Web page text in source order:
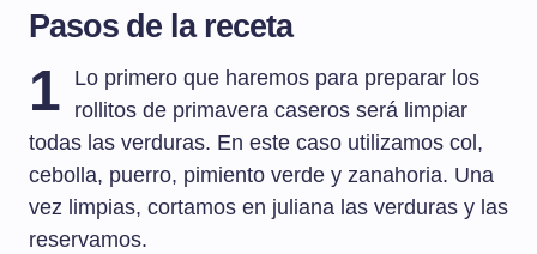
Pasos de la receta
1
Lo primero que haremos para preparar los
rollitos de primavera caseros será limpiar
todas las verduras. En este caso utilizamos col,
cebolla, puerro, pimiento verde y zanahoria. Una
vez limpias, cortamos en juliana las verduras y las
reservamos.